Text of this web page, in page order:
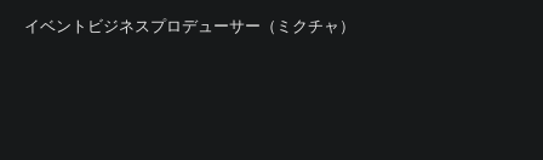
イベントビジネスプロデューサー（ミクチャ）